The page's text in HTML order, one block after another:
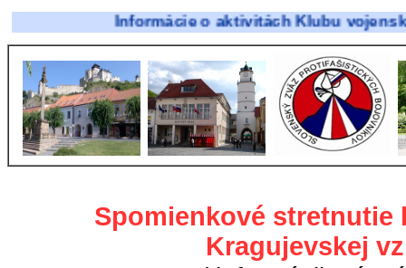
Informácie o aktivitách Klubu vojenskej
Spomienkové stretnutie
Kragujevskej